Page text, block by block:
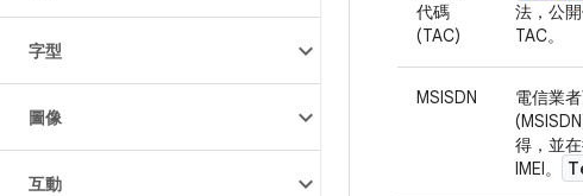
字型
圖像
互動
代碼
(TAC)
法，公
TAC。
MSISDN
電信業
得，並
IMEI。